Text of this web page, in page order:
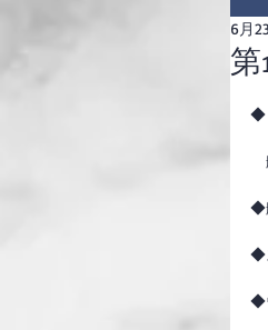
6月
◆
◆
◆
◆